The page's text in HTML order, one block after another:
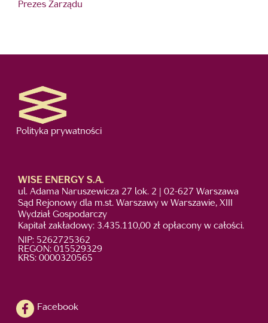
Prezes Zarządu
Polityka prywatności
WISE ENERGY S.A.
ul. Adama Naruszewicza 27 lok. 2 | 02-627 Warszawa
Sąd Rejonowy dla m.st. Warszawy w Warszawie, XIII
Wydział Gospodarczy
Kapitał zakładowy: 3.435.110,00 zł opłacony w całości.
NIP: 5262725362
REGON: 015529329
KRS: 0000320565
Facebook